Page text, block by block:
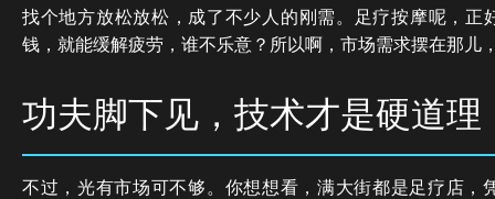
找个地方放松放松，成了不少人的刚需。足疗按摩呢，
钱，就能缓解疲劳，谁不乐意？所以啊，市场需求摆在那儿
功夫脚下见，技术才是硬道理
不过，光有市场可不够。你想想看，满大街都是足疗店，